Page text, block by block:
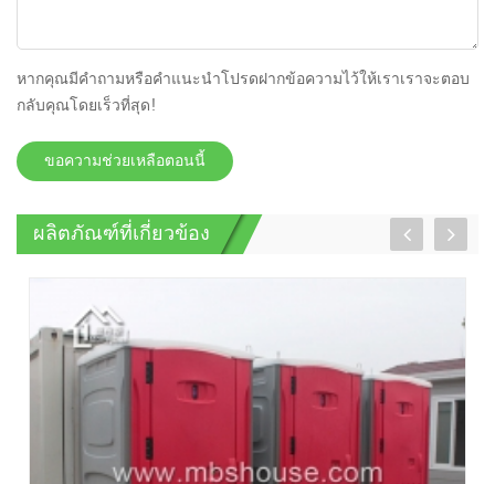
หากคุณมีคำถามหรือคำแนะนำโปรดฝากข้อความไว้ให้เราเราจะตอบ
กลับคุณโดยเร็วที่สุด!
ขอความช่วยเหลือตอนนี้
ผลิตภัณฑ์ที่เกี่ยวข้อง